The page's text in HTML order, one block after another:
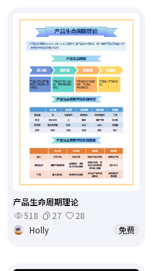
产品生命周期理论
518
27
28
Holly
免费